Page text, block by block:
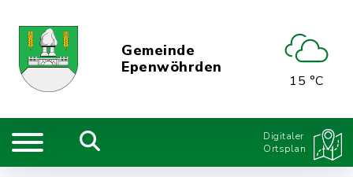
Gemeinde
Epenwöhrden
15 °C
Digitaler
Ortsplan